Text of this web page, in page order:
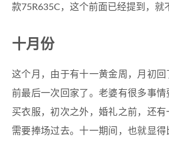
款75R635C，这个前面已经提到，就
十月份
这个月，由于有十一黄金周，月初回
前最后一次回家了。老婆有很多事
买衣服，初次之外，婚礼之前，还有
需要捧场过去。十一期间，也就显